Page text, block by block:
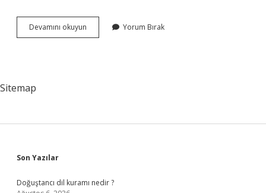
Devamını okuyun
Seminerleri
Yorum Bırak
Sitemap
Sidebar
Son Yazılar
Doğuştancı dil kuramı nedir ?